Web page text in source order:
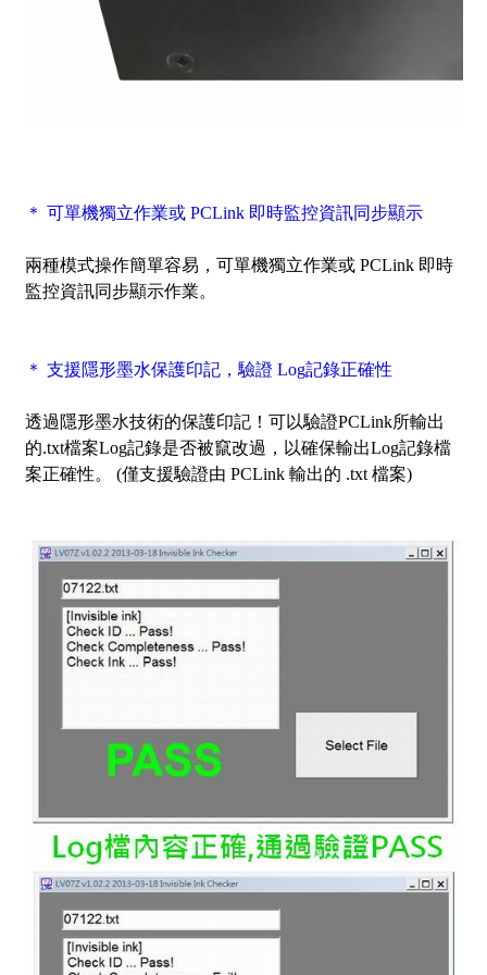
＊ 可單機獨立作業或 PCLink 即時監控資訊同步顯示
兩種模式操作簡單容易，可單機獨立作業或 PCLink 即時
監控資訊同步顯示作業。
＊ 支援隱形墨水保護印記，驗證 Log記錄正確性
透過隱形墨水技術的保護印記！可以驗證PCLink所輸出
的.txt檔案Log記錄是否被竄改過，以確保輸出Log記錄檔
案正確性。 (僅支援驗證由 PCLink 輸出的 .txt 檔案)